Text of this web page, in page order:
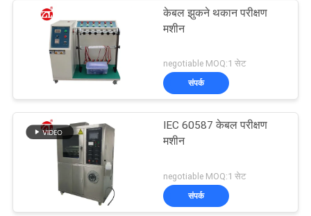
केबल झुकने थकान परीक्षण
मशीन
negotiable MOQ:1 सेट
संपर्क
IEC 60587 केबल परीक्षण
मशीन
negotiable MOQ:1 सेट
संपर्क